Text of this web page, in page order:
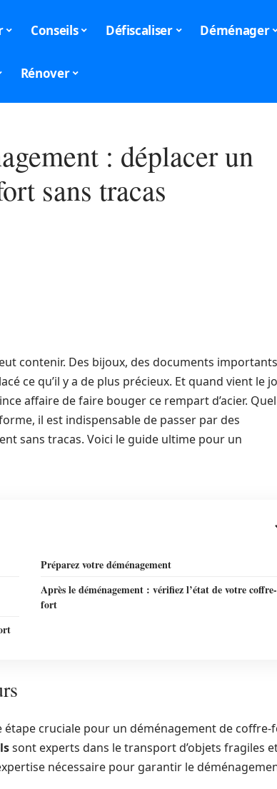
Conseils Défiscaliser Déménager
Rénover
: déplacer un
sans tracas
contenir. Des bijoux, des documents
ce qu’il y a de plus précieux. Et quand vient le
affaire de faire bouger ce rempart d’acier.
il est indispensable de passer par des
sans tracas. Voici le guide ultime pour un
Préparez votre déménagement
Après le déménagement : vérifiez l’état de votre coffre-
fort
cruciale pour un déménagement de
sont experts dans le transport d’objets fragiles
nécessaire pour garantir le